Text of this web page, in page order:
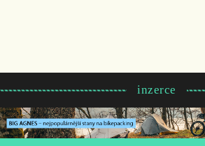
inzerce